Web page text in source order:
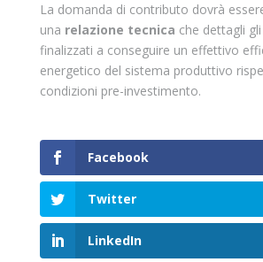
La domanda di contributo dovrà
una relazione tecnica che dettagli
finalizzati a conseguire un effettivo
energetico del sistema produttivo
condizioni pre-investimento.
Facebook
Twitter
LinkedIn